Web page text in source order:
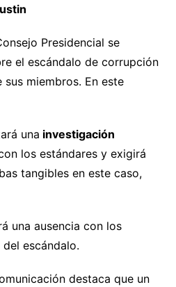
Presidencial se
el escándalo de corrupción
miembros. En este
una investigación
los estándares y exigirá
tangibles en este caso,
una ausencia con los
escándalo.
destaca que un